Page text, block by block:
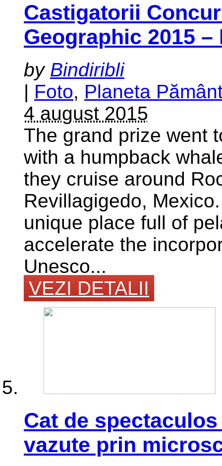
Castigatorii
Geographic 2015 –
by Bindiribli
| Foto, Planeta
4 august 2015
The grand prize went
with a humpback
they cruise around
Revillagigedo,
unique place full of
accelerate the
Unesco...
VEZI DETALII
Cat de
vazute prin